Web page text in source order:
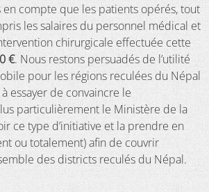
en compte que les patients opérés, tout
les salaires du personnel médical et
chirurgicale effectuée cette
€. Nous restons persuadés de l’utilité
pour les régions reculées du Népal
essayer de convaincre le
particulièrement le Ministère de la
ce type d’initiative et la prendre en
ou totalement) afin de couvrir
des districts reculés du Népal.